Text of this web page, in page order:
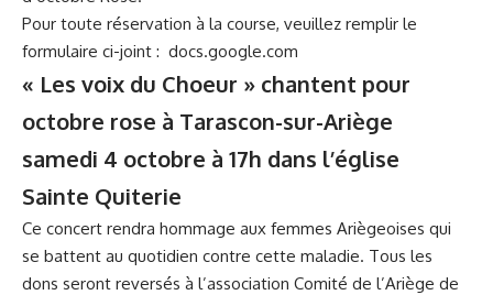
Pour toute réservation à la course, veuillez remplir le
formulaire ci-joint : docs.google.com
« Les voix du Choeur » chantent pour
octobre rose à Tarascon-sur-Ariège
samedi 4 octobre à 17h dans l’église
Sainte Quiterie
Ce concert rendra hommage aux femmes Ariègeoises qui
se battent au quotidien contre cette maladie. Tous les
dons seront reversés à l’association Comité de l’Ariège de